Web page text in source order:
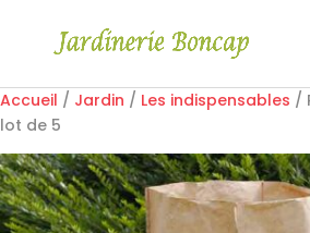
Accueil / Jardin / Les indispensables /
lot de 5